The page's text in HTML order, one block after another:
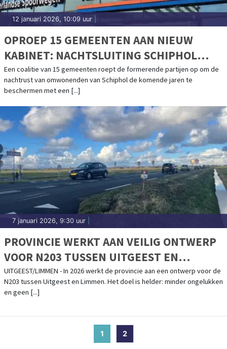
12 januari 2026, 10:09 uur
OPROEP 15 GEMEENTEN AAN NIEUW
KABINET: NACHTSLUITING SCHIPHOL
NODIG VOOR GEZONDE EN LEEFBARE
OMGEVING
Een coalitie van 15 gemeenten roept de formerende partijen op om de
nachtrust van omwonenden van Schiphol de komende jaren te
beschermen met een [...]
7 januari 2026, 9:30 uur
PROVINCIE WERKT AAN VEILIG ONTWERP
VOOR N203 TUSSEN UITGEEST EN
LIMMEN
UITGEEST/LIMMEN - In 2026 werkt de provincie aan een ontwerp voor de
N203 tussen Uitgeest en Limmen. Het doel is helder: minder ongelukken
en geen [...]
1 (current)
2